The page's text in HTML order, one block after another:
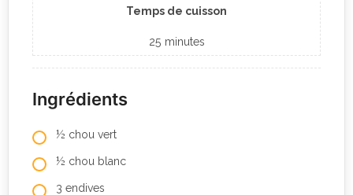
Temps de cuisson
25 minutes
Ingrédients
½ chou vert
½ chou blanc
3 endives